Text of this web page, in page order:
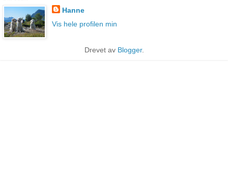
Hanne
Vis hele profilen min
Drevet av Blogger.